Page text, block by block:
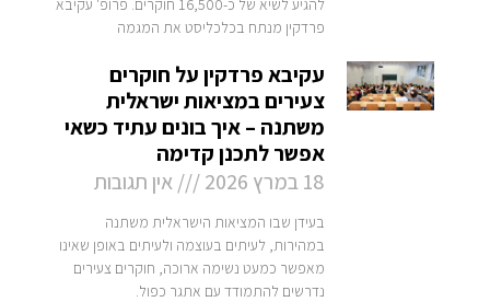
להגיע לשיא של כ-16,500 חוקרים. פרופ' עקיבא
פרדקין מנתח בכלכליסט את המגמה
עקיבא פרדקין על חוקרים
צעירים במציאות ישראלית
משתנה – איך בונים עתיד כשאי
אפשר לתכנן קדימה
18 במרץ 2026
אין תגובות
בעידן שבו המציאות הישראלית משתנה
במהירות, לעיתים בעוצמה ולעיתים באופן שאינו
מאפשר כמעט נשימה ארוכה, חוקרים צעירים
נדרשים להתמודד עם אתגר כפול.